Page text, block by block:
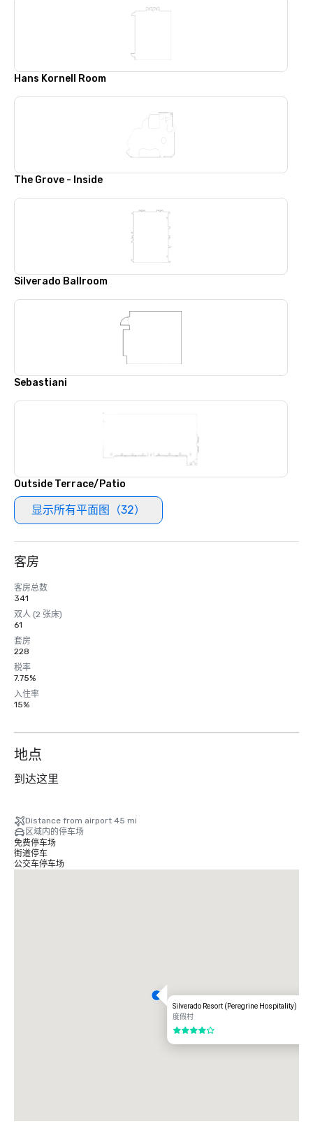
Hans Kornell Room
The Grove - Inside
Silverado Ballroom
Sebastiani
Outside Terrace/Patio
显示所有平面图（32）
客房
客房总数
341
双人 (2 张床)
61
套房
228
税率
7.75%
入住率
15%
地点
到达这里
Distance from airport 45 mi
区域内的停车场
免费停车场
街道停车
公交车停车场
Silverado Resort (Peregrine Hospitality)
度假村
4/5